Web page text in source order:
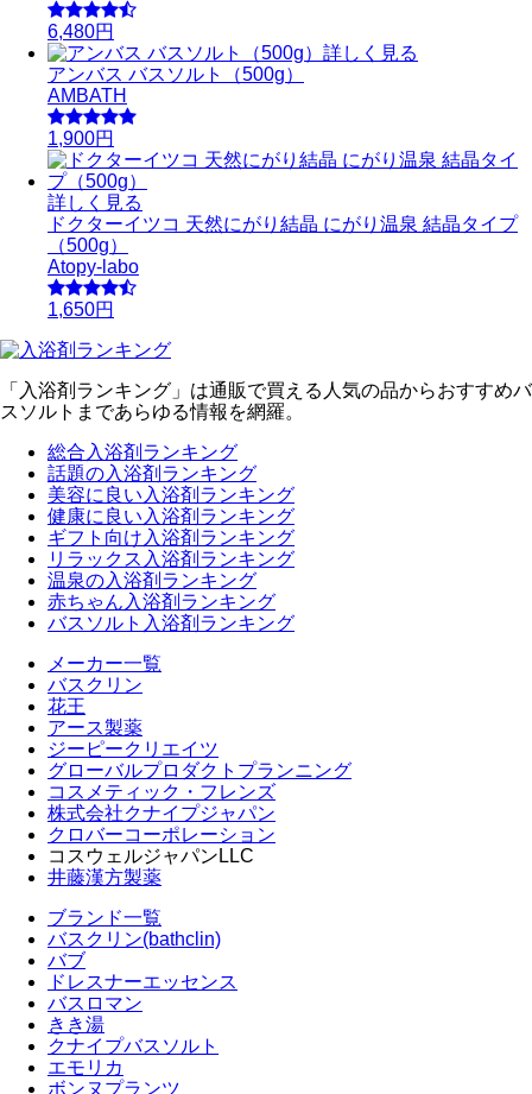
6,480円
詳しく見る
アンバス バスソルト（500g）
AMBATH
1,900円
詳しく見る
ドクターイツコ 天然にがり結晶 にがり温泉 結晶タイプ
（500g）
Atopy-labo
1,650円
「入浴剤ランキング」は通販で買える人気の品からおすすめバ
スソルトまであらゆる情報を網羅。
総合入浴剤ランキング
話題の入浴剤ランキング
美容に良い入浴剤ランキング
健康に良い入浴剤ランキング
ギフト向け入浴剤ランキング
リラックス入浴剤ランキング
温泉の入浴剤ランキング
赤ちゃん入浴剤ランキング
バスソルト入浴剤ランキング
メーカー一覧
バスクリン
花王
アース製薬
ジーピークリエイツ
グローバルプロダクトプランニング
コスメティック・フレンズ
株式会社クナイプジャパン
クロバーコーポレーション
コスウェルジャパンLLC
井藤漢方製薬
ブランド一覧
バスクリン(bathclin)
バブ
ドレスナーエッセンス
バスロマン
きき湯
クナイプバスソルト
エモリカ
ボンヌプランツ